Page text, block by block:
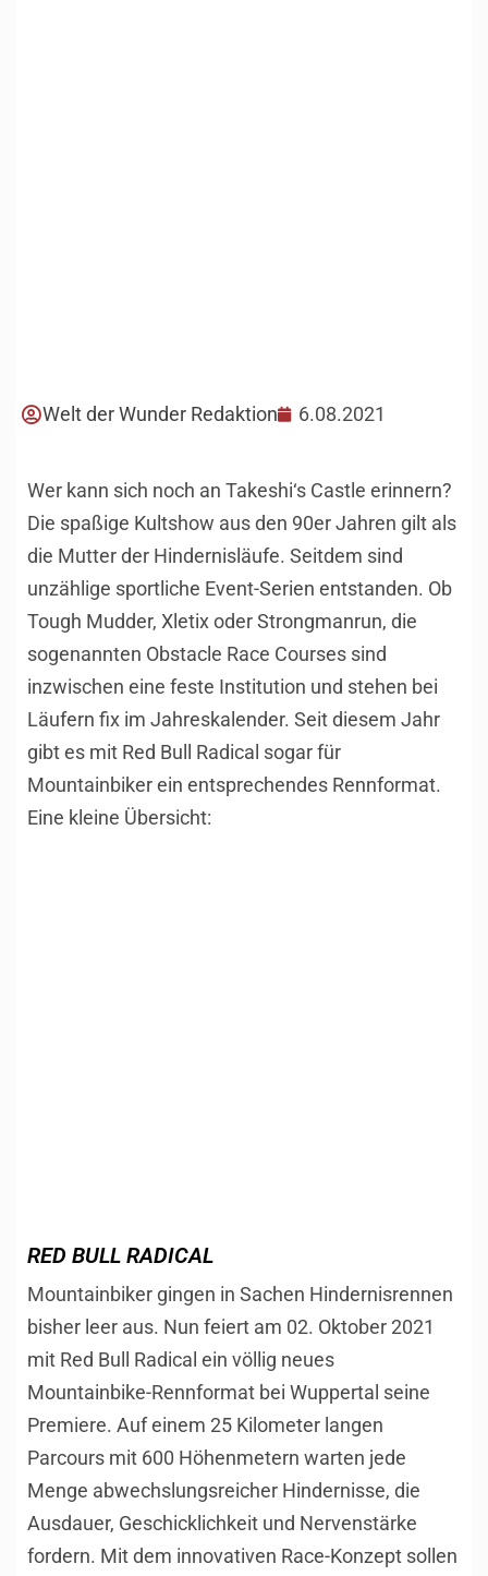
Welt der Wunder Redaktion 6.08.2021
Wer kann sich noch an Takeshi‘s Castle erinnern?
Die spaßige Kultshow aus den 90er Jahren gilt als
die Mutter der Hindernisläufe. Seitdem sind
unzählige sportliche Event-Serien entstanden. Ob
Tough Mudder, Xletix oder Strongmanrun, die
sogenannten Obstacle Race Courses sind
inzwischen eine feste Institution und stehen bei
Läufern fix im Jahreskalender. Seit diesem Jahr
gibt es mit Red Bull Radical sogar für
Mountainbiker ein entsprechendes Rennformat.
Eine kleine Übersicht:
RED BULL RADICAL
Mountainbiker gingen in Sachen Hindernisrennen
bisher leer aus. Nun feiert am 02. Oktober 2021
mit Red Bull Radical ein völlig neues
Mountainbike-Rennformat bei Wuppertal seine
Premiere. Auf einem 25 Kilometer langen
Parcours mit 600 Höhenmetern warten jede
Menge abwechslungsreicher Hindernisse, die
Ausdauer, Geschicklichkeit und Nervenstärke
fordern. Mit dem innovativen Race-Konzept sollen